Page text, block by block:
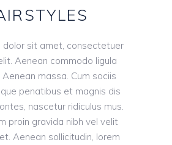
dolor sit amet, consectetuer
Aenean commodo ligula
massa. Cum sociis
penatibus et magnis dis
nascetur ridiculus mus.
proin gravida nibh vel velit
Aenean sollicitudin, lorem